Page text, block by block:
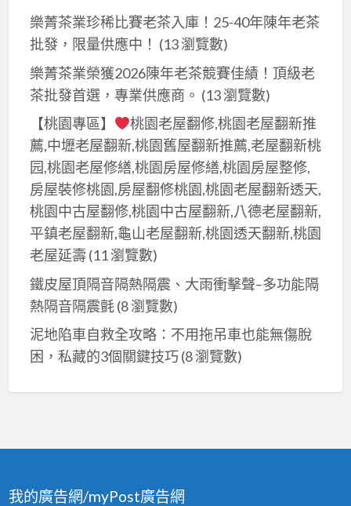
樂菁茶業珍稀比賽老茶入庫！25-40年陳年老茶
批發，限量供應中！ (13 瀏覽數)
樂菁茶業榮獲2026陳年老茶競賽佳績！頂級老
茶批發首選，專業供應商。 (13 瀏覽數)
【桃園專區】
桃園老屋翻修,桃園老屋翻新推
薦,中壢老屋翻新,桃園舊屋翻新推薦,老屋翻新桃
园,桃園老屋修繕,桃園房屋修繕,桃園房屋整修,
房屋裝修桃園,房屋翻修桃園,桃園老屋翻新透天,
桃園中古屋翻修,桃園中古屋翻新,八德老屋翻新,
平鎮老屋翻新,龜山老屋翻新,桃園透天翻新,桃園
老屋延壽(11 瀏覽數)
鐵皮屋頂隔音隔熱隔震、大雨衝擊聲–多功能隔
熱隔音隔震氈(8 瀏覽數)
泥地陷車自救全攻略：不用拖吊車也能無傷脫
困，私藏的3個關鍵技巧(8 瀏覽數)
我的廣告網/myPost廣告網